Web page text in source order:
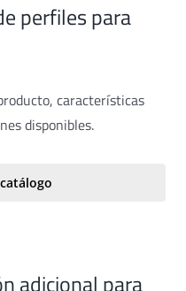
perfiles para
características
disponibles.
adicional para